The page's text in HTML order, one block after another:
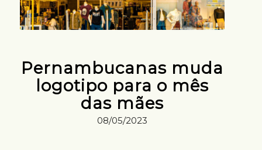
Pernambucanas muda
logotipo para o mês
das mães
08/05/2023